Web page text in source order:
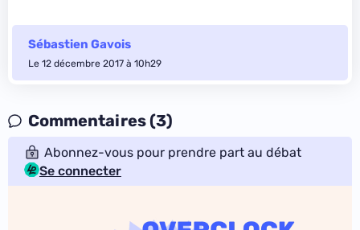
Sébastien Gavois
Le 12 décembre 2017 à 10h29
Commentaires (3)
Abonnez-vous pour prendre part au débat
Se connecter